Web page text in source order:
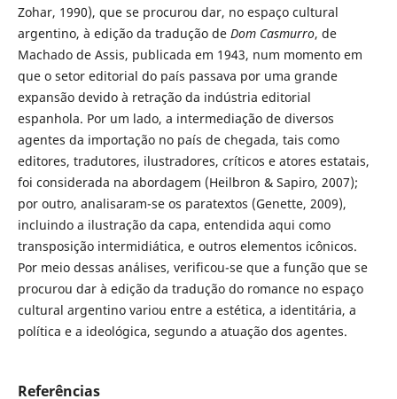
Zohar, 1990), que se procurou dar, no espaço cultural
argentino, à edição da tradução de Dom Casmurro, de
Machado de Assis, publicada em 1943, num momento em
que o setor editorial do país passava por uma grande
expansão devido à retração da indústria editorial
espanhola. Por um lado, a intermediação de diversos
agentes da importação no país de chegada, tais como
editores, tradutores, ilustradores, críticos e atores estatais,
foi considerada na abordagem (Heilbron & Sapiro, 2007);
por outro, analisaram-se os paratextos (Genette, 2009),
incluindo a ilustração da capa, entendida aqui como
transposição intermidiática, e outros elementos icônicos.
Por meio dessas análises, verificou-se que a função que se
procurou dar à edição da tradução do romance no espaço
cultural argentino variou entre a estética, a identitária, a
política e a ideológica, segundo a atuação dos agentes.
Referências